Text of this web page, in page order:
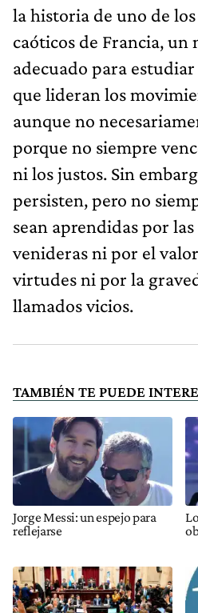
la historia de uno de
caóticos de Francia, un
adecuado para
que lideran los
aunque no
porque no siempre
ni los justos. Sin
persisten, pero no
sean aprendidas por
venideras ni por el
virtudes ni por la
llamados vicios.
TAMBIÉN TE PUEDE
Jorge Messi: un espejo para
reflejarse